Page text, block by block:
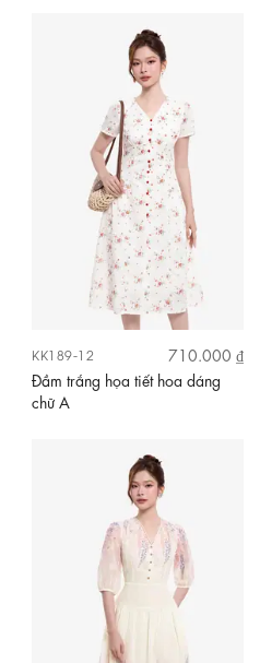
KK189-12
710.000 ₫
Đầm trắng họa tiết hoa dáng
chữ A